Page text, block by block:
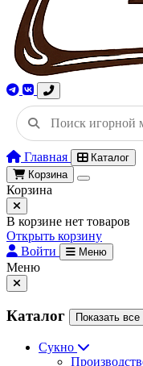
Главная
Каталог
Корзина
Корзина
В корзине нет товаров
Открыть корзину
Войти
Меню
Меню
Каталог Показать все
Сукно